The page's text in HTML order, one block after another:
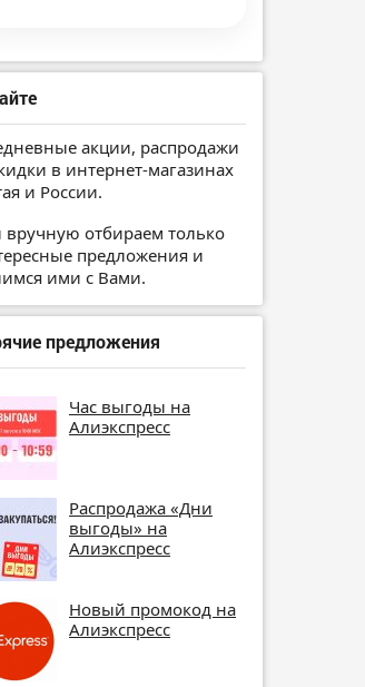
акции, распродажи
в интернет-магазинах
и России.
отбираем только
предложения и
ими с Вами.
предложения
Час выгоды на
Алиэкспресс
Распродажа «Дни
выгоды» на
Алиэкспресс
Новый промокод на
Алиэкспресс